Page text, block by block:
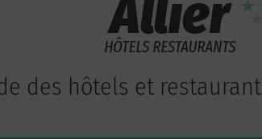
des hôtels et